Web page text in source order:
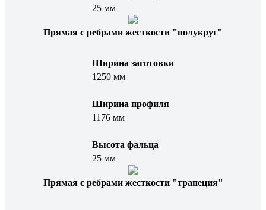
25 мм
Прямая с ребрами жесткости "полукруг"
Ширина заготовки
1250 мм
Ширина профиля
1176 мм
Высота фальца
25 мм
Прямая с ребрами жесткости "трапеция"